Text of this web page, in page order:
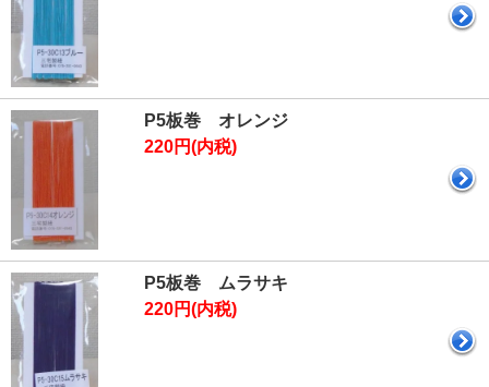
P5板巻 オレンジ
220円(内税)
P5板巻 ムラサキ
220円(内税)